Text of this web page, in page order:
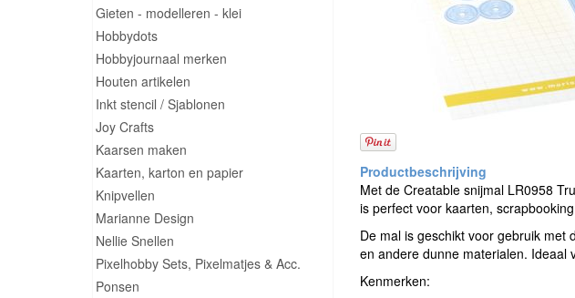
Gieten - modelleren - klei
Hobbydots
Hobbyjournaal merken
Houten artikelen
Inkt stencil / Sjablonen
Joy Crafts
Kaarsen maken
Kaarten, karton en papier
Knipvellen
Marianne Design
Nellie Snellen
Pixelhobby Sets, Pixelmatjes & Acc.
Ponsen
Met de Creatable snijmal LR0958
is perfect voor kaarten,
De mal is geschikt voor gebruik met
en andere dunne materialen. Ideaal
Kenmerken: